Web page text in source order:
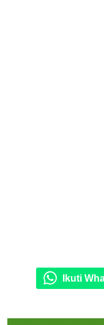
Ikuti